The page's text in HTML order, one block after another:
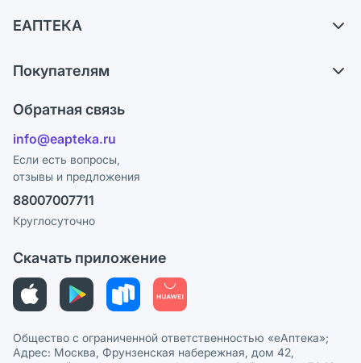
Самовывоз из аптек
Ответы на вопросы
Блог
ЕАПТЕКА
Карьера
Поставщики
Лицензия
Реклама на сайте
Ваши товары на ЕАПТЕКЕ
Покупателям
Программа СберСпасибо
Политика конфиденциальности
Пользовательское соглашение
Политика рекомендаций
Этика и соответствие
Политика в отношении обработки персональных данных
Обратная связь
info@eapteka.ru
Если есть вопросы,
отзывы и предложения
88007007711
Круглосуточно
Скачать приложение
Общество с ограниченной ответственностью «еАптека»;
Адрес: Москва, Фрунзенская набережная, дом 42,